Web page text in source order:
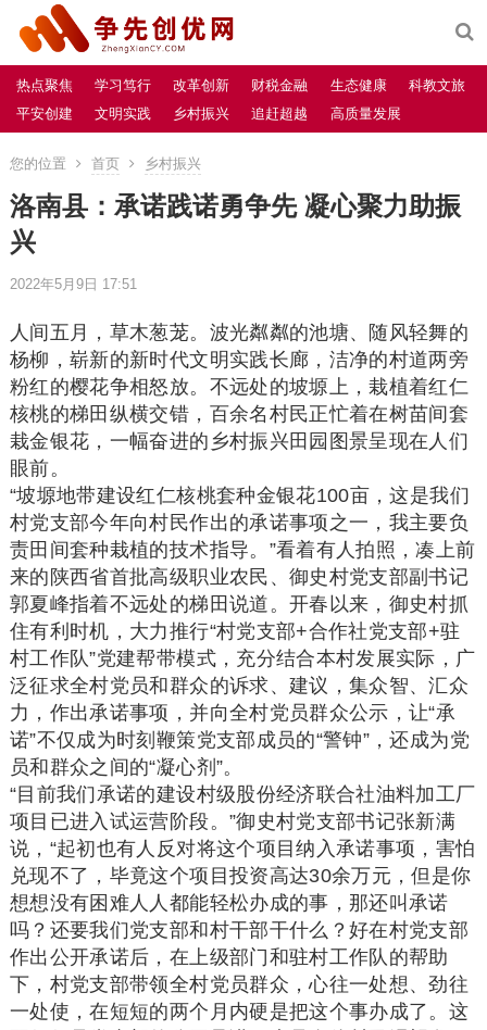
热点聚焦 学习笃行 改革创新 财税金融 生态健康
科教文旅
平安创建
文明实践 乡村振兴 追赶超越 高质量发展
您的位置 首页 乡村振兴
洛南县：承诺践诺勇争先 凝心聚力助振
兴
2022年5月9日 17:51
人间五月，草木葱茏。波光粼粼的池塘、随风轻舞的
杨柳，崭新的新时代文明实践长廊，洁净的村道两旁
粉红的樱花争相怒放。不远处的坡塬上，栽植着红仁
核桃的梯田纵横交错，百余名村民正忙着在树苗间套
栽金银花，一幅奋进的乡村振兴田园图景呈现在人们
眼前。
“坡塬地带建设红仁核桃套种金银花100亩，这是我们
村党支部今年向村民作出的承诺事项之一，我主要负
责田间套种栽植的技术指导。”看着有人拍照，凑上前
来的陕西省首批高级职业农民、御史村党支部副书记
郭夏峰指着不远处的梯田说道。开春以来，御史村抓
住有利时机，大力推行“村党支部+合作社党支部+驻
村工作队”党建帮带模式，充分结合本村发展实际，广
泛征求全村党员和群众的诉求、建议，集众智、汇众
力，作出承诺事项，并向全村党员群众公示，让“承
诺”不仅成为时刻鞭策党支部成员的“警钟”，还成为党
员和群众之间的“凝心剂”。
“目前我们承诺的建设村级股份经济联合社油料加工厂
项目已进入试运营阶段。”御史村党支部书记张新满
说，“起初也有人反对将这个项目纳入承诺事项，害怕
兑现不了，毕竟这个项目投资高达30余万元，但是你
想想没有困难人人都能轻松办成的事，那还叫承诺
吗？还要我们党支部和村干部干什么？好在村党支部
作出公开承诺后，在上级部门和驻村工作队的帮助
下，村党支部带领全村党员群众，心往一处想、劲往
一处使，在短短的两个月内硬是把这个事办成了。这